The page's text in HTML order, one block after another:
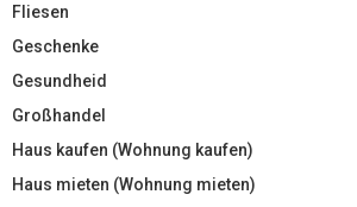
Fliesen
Geschenke
Gesundheid
Großhandel
Haus kaufen (Wohnung kaufen)
Haus mieten (Wohnung mieten)